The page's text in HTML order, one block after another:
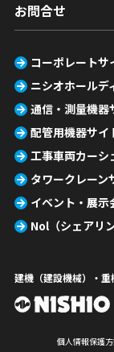
お問合せ
コーポレートサ
ニシオホールデ
通信・測量機器
配管用機器サイ
工事車両カーシ
タワークレーン
イベント・展示
Nol（シェアリ
建機（建設機械）・
個人情報保護